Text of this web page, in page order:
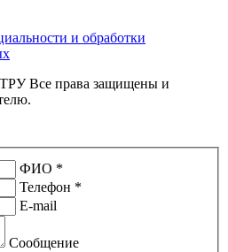
и обработки
Все права защищены и
ФИО *
Телефон *
E-mail
Сообщение